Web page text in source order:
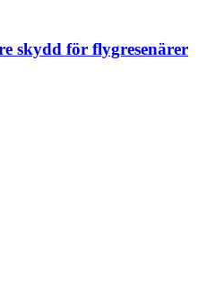
skydd för flygresenärer